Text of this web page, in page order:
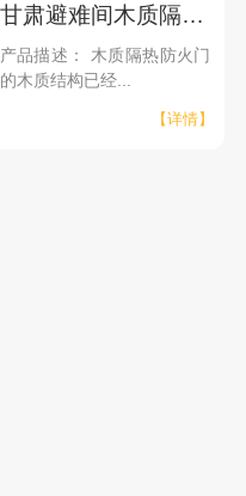
甘肃避难间木质隔热防火门系列
产品描述： 木质隔热防火门
的木质结构已经...
【详情】